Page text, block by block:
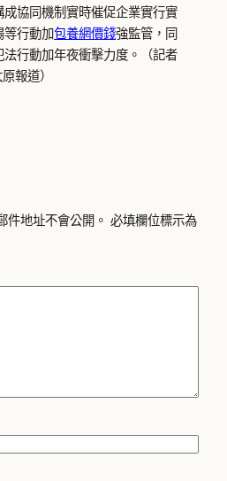
協同機制實時催促企業實行實
等行動加包養網價錢強監管，同
法行動加年夜衝擊力度。（記者
報道）
件地址不會公開。 必填欄位標示為